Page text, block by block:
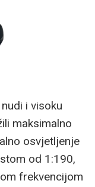
i visoku
maksimalno
osvjetljenje
od 1:190,
frekvencijom